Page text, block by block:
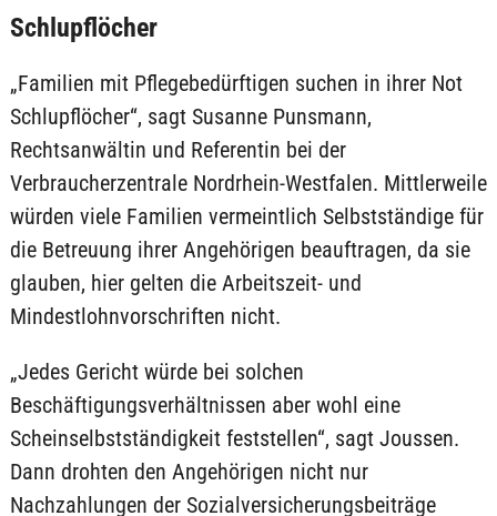
Schlupflöcher
„Familien mit Pflegebedürftigen suchen in ihrer Not
Schlupflöcher“, sagt Susanne Punsmann,
Rechtsanwältin und Referentin bei der
Verbraucherzentrale Nordrhein-Westfalen. Mittlerweile
würden viele Familien vermeintlich Selbstständige für
die Betreuung ihrer Angehörigen beauftragen, da sie
glauben, hier gelten die Arbeitszeit- und
Mindestlohnvorschriften nicht.
„Jedes Gericht würde bei solchen
Beschäftigungsverhältnissen aber wohl eine
Scheinselbstständigkeit feststellen“, sagt Joussen.
Dann drohten den Angehörigen nicht nur
Nachzahlungen der Sozialversicherungsbeiträge